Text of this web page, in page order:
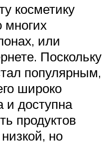
косметику
многих
или
Поскольку
популярным,
широко
и доступна
продуктов
но